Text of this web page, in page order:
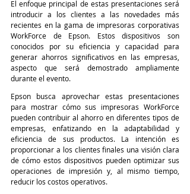
El enfoque principal de estas presentaciones será
introducir a los clientes a las novedades más
recientes en la gama de impresoras corporativas
WorkForce de Epson. Estos dispositivos son
conocidos por su eficiencia y capacidad para
generar ahorros significativos en las empresas,
aspecto que será demostrado ampliamente
durante el evento.
Epson busca aprovechar estas presentaciones
para mostrar cómo sus impresoras WorkForce
pueden contribuir al ahorro en diferentes tipos de
empresas, enfatizando en la adaptabilidad y
eficiencia de sus productos. La intención es
proporcionar a los clientes finales una visión clara
de cómo estos dispositivos pueden optimizar sus
operaciones de impresión y, al mismo tiempo,
reducir los costos operativos.